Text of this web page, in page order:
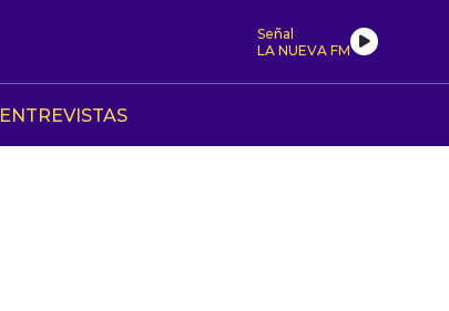
Señal
LA NUEVA FM
ENTREVISTAS